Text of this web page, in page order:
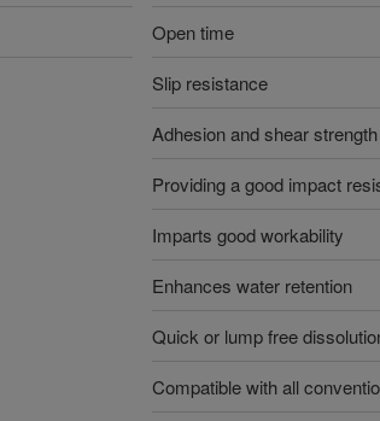
Open time
Slip resistance
Adhesion and shear
Providing a good impact
Imparts good workability
Enhances water retention
Quick or lump free
Compatible with all